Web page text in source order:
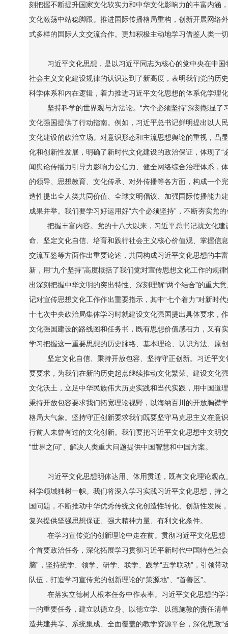
刻把握不断提升国家文化软实力和中华文化影响力的丰富内涵
文化激荡中站稳脚跟。推进国际传播格局重构，创新开展网络
式多样的国际人文交流合作。更加积极主动地学习借鉴人类一
习近平文化思想，是以习近平同志为核心的党中央在中
社会主义文化建设规律的认识达到了新高度，表明我们党的历
科学体系和内在逻辑，着力推进习近平文化思想的体系化学理
坚持科学的世界观与方法论。“六个必须坚持”深刻彰显
文化强国提供了行动指南。例如，习近平总书记鲜明提出以人
文化建设的政治立场。对意识形态和主流思想舆论的重视，凸
化和创新性发展，明确了新时代文化建设的政治保证，体现了
闻舆论传播力引导力影响力公信力、健全网络综合治理体系，
的领导、思想教育、文化传承、对外传播等各方面，构成一个
造性提出全人类共同价值、全球文明倡议、加强国际传播能力
成果并举。我们要学习好运用好“六个必须坚持”，不断夯实党
把握丰富内容。党的十八大以来，习近平总书记就文化
命、坚定文化自信、培育和践行社会主义核心价值观、掌握信
交流互鉴等方面作出重要论述，共同构成习近平文化思想的丰
新，用“九个坚持”高度概括了我们党对宣传思想文化工作的规
出深刻把握中华文明的突出特性、深刻理解“两个结合”的重大
记对宣传思想文化工作作出重要指示，其中“七个着力”对新时
十七次中央政治局集体学习时就建设文化强国提出具体要求，
文化强国建设的路线图和任务书，既有思想价值感召力，又有
学习把握这一重要思想的历史脉络、基本理论、认识方法、原
坚定文化自信、秉持开放包容、坚持守正创新。习近平
要要求，为我们在新的历史起点继续推动文化繁荣、建设文化
文化沃土，立足中华民族伟大历史实践和当代实践，用中国道
秉持开放包容要求我们拓宽理论视野，以海纳百川的开放胸襟
格局大气象。坚持守正创新要求我们既要坚守马克思主义在意
行前人未曾有过的文化创新。我们要把习近平文化思想中文明
“世界之问”、解决人类重大问题提供中国智慧和中国方案。
习近平文化思想明体达用、体用贯通，既有文化理论观
科学领域独树一帜。我们将深入学习实践习近平文化思想，持
国问题，不断推动中华优秀传统文化创造性转化、创新性发展
复兴提供坚强思想保证、强大精神力量、有利文化条件。
在学习宣传党的创新理论中走在前。贯彻习近平文化思
个首要政治任务，深化拓展学习贯彻习近平新时代中国特色社
脑”，坚持统学、领学、研学、联学、践学“五学联动”，引领
队伍，打造学习宣传党的创新理论的“策源地”、“首善区”。
在落实立德树人根本任务中作表率。习近平文化思想的
一的重要任务，建立以德立身、以德立学、以德施教的责任清
造共建共享、系统集成、全面覆盖的教学资源平台，深化思政